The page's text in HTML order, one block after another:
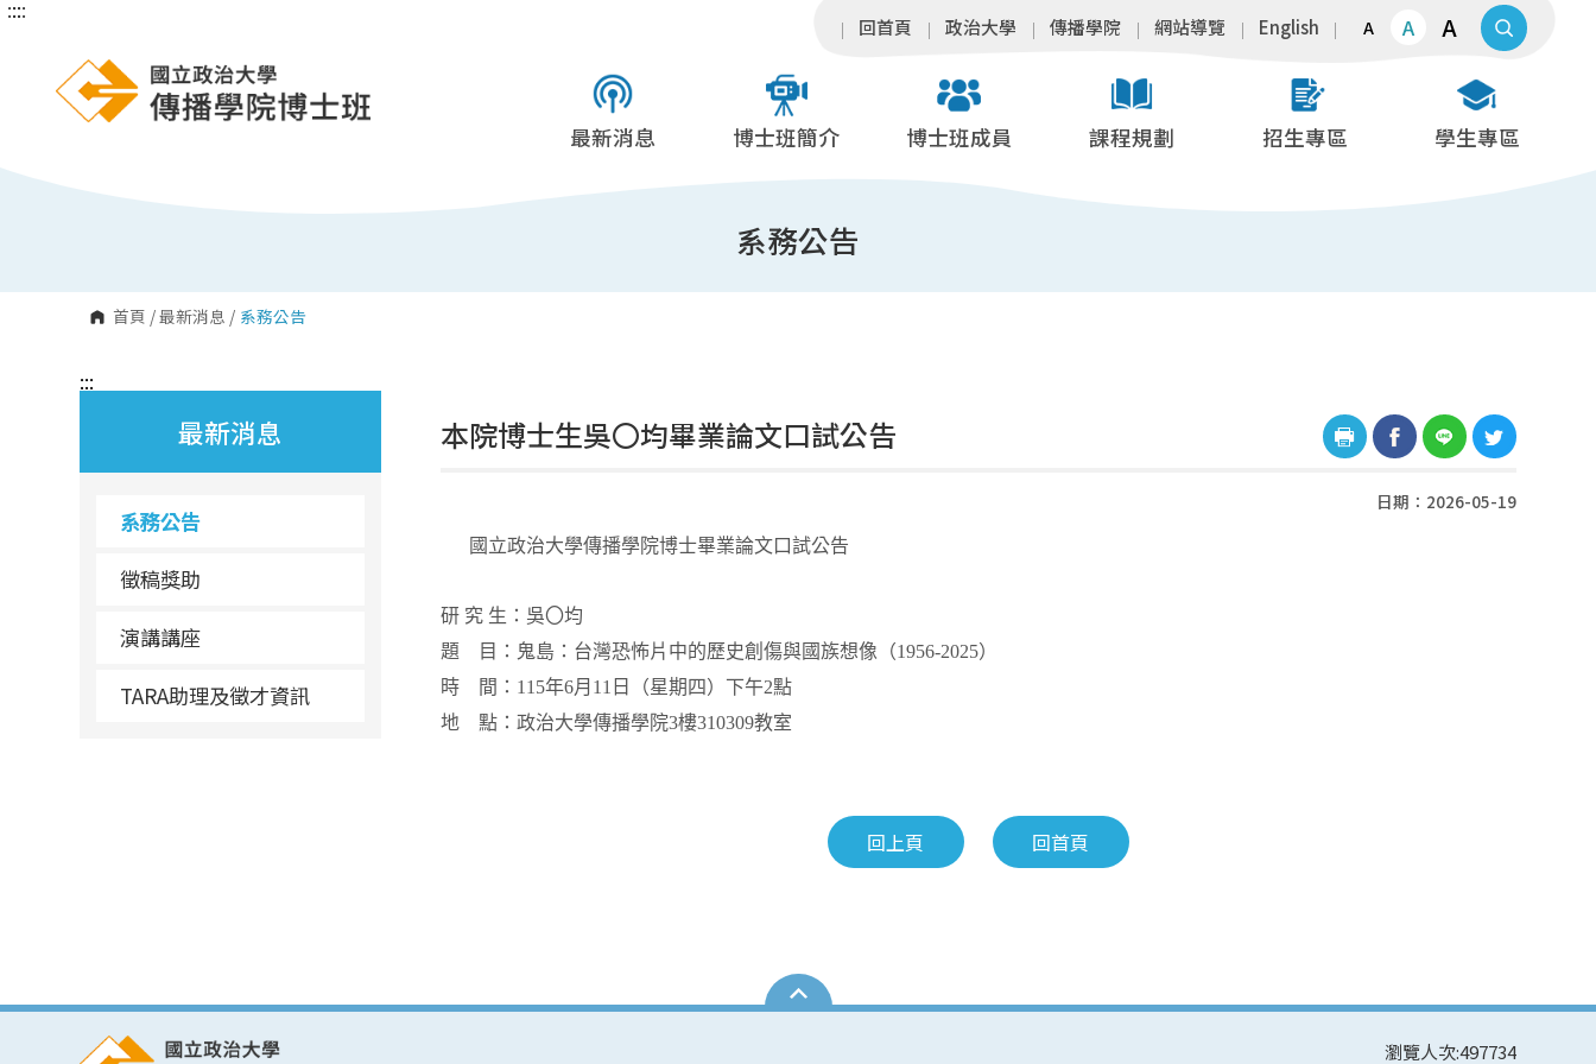
跳
:::
回首頁 政治大學 傳播學院 網站導覽 English A A A
最新消息 博士班簡介 博士班成員 課程規劃 招生專區 學生專區
系務公告
首頁 /最新消息 / 系務公告
:::
最新消息
系務公告
徵稿獎助
演講講座
TARA助理及徵才資訊
:::
本院博士生吳〇均畢業論文口試公告
日期：2026-05-19
國立政治大學傳播學院博士畢業論文口試公告
研 究 生：吳〇均
題
目：鬼島：台灣恐怖片中的歷史創傷與國族想像（1956-2025）
時
間： 115年6月 11 日（星期四）下午2點
地
點：政治大學傳播學院3樓310309教室
回上頁 回首頁
瀏覽人次:497734